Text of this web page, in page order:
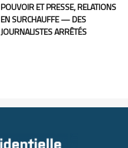
POUVOIR ET PRESSE, RELATIONS
EN SURCHAUFFE — DES
JOURNALISTES ARRÊTÉS